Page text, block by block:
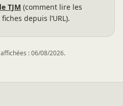
TJM (comment lire les
depuis l’URL).
: 06/08/2026.